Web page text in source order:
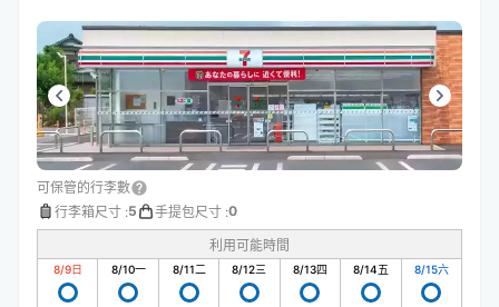
可保管的行李數
行李箱尺寸 :5 手提包尺寸 :0
利用可能時間
8/9日 8/10一 8/11二 8/12三 8/13四 8/14五 8/15六